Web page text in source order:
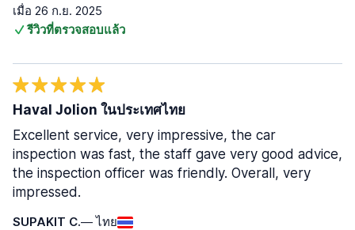
เมื่อ 26 ก.ย. 2025
รีวิวที่ตรวจสอบแล้ว
SUPAKIT C.— ไทย
Haval Jolion ในประเทศไทย
Excellent service, very impressive, the car
inspection was fast, the staff gave very good advice,
the inspection officer was friendly. Overall, very
impressed.